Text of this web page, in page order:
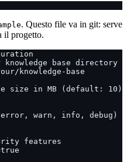
. Questo file va in git: serve
il progetto.
base directory
knowledge-base
size in MB (default: 10)
warn, info, debug)
features